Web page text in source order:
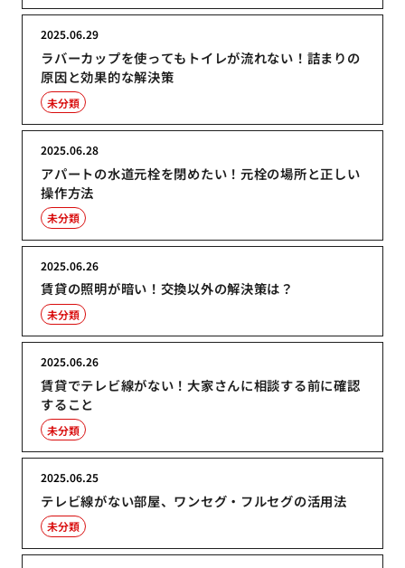
ラバーカップを使ってもトイレが流れない！詰まりの
原因と効果的な解決策
2025.06.29
未分類
アパートの水道元栓を閉めたい！元栓の場所と正しい
操作方法
2025.06.28
未分類
賃貸の照明が暗い！交換以外の解決策は？
2025.06.26
未分類
賃貸でテレビ線がない！大家さんに相談する前に確認
すること
2025.06.26
未分類
テレビ線がない部屋、ワンセグ・フルセグの活用法
2025.06.25
未分類